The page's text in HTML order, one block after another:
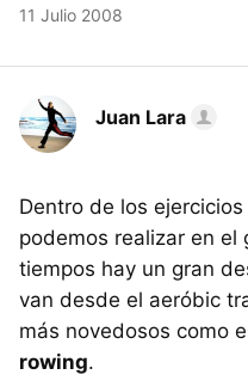
11 Julio 2008
Juan Lara
Dentro de los
podemos realizar en el
tiempos hay un gran
van desde el aeróbic
más novedosos como
rowing.